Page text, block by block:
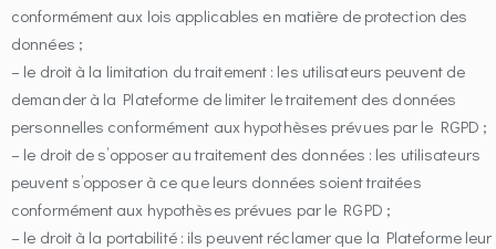
conformément aux lois applicables en matière de protection des
données ;
– le droit à la limitation du traitement : les utilisateurs peuvent de
demander à la Plateforme de limiter le traitement des données
personnelles conformément aux hypothèses prévues par le RGPD ;
– le droit de s’opposer au traitement des données : les utilisateurs
peuvent s’opposer à ce que leurs données soient traitées
conformément aux hypothèses prévues par le RGPD ;
– le droit à la portabilité : ils peuvent réclamer que la Plateforme leur